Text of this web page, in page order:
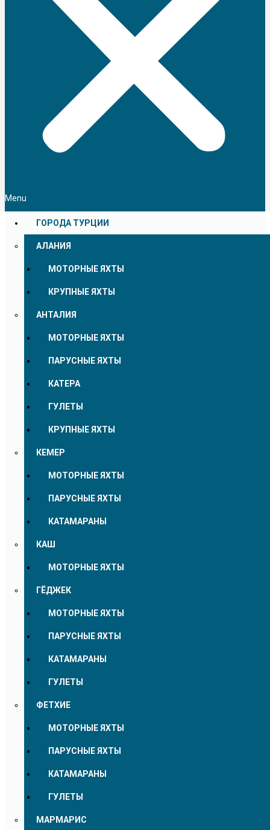
Menu
ГОРОДА ТУРЦИИ
АЛАНИЯ
МОТОРНЫЕ ЯХТЫ
КРУПНЫЕ ЯХТЫ
АНТАЛИЯ
МОТОРНЫЕ ЯХТЫ
ПАРУСНЫЕ ЯХТЫ
КАТЕРА
ГУЛЕТЫ
КРУПНЫЕ ЯХТЫ
КЕМЕР
МОТОРНЫЕ ЯХТЫ
ПАРУСНЫЕ ЯХТЫ
КАТАМАРАНЫ
КАШ
МОТОРНЫЕ ЯХТЫ
ГЁДЖЕК
МОТОРНЫЕ ЯХТЫ
ПАРУСНЫЕ ЯХТЫ
КАТАМАРАНЫ
ГУЛЕТЫ
ФЕТХИЕ
МОТОРНЫЕ ЯХТЫ
ПАРУСНЫЕ ЯХТЫ
КАТАМАРАНЫ
ГУЛЕТЫ
МАРМАРИС